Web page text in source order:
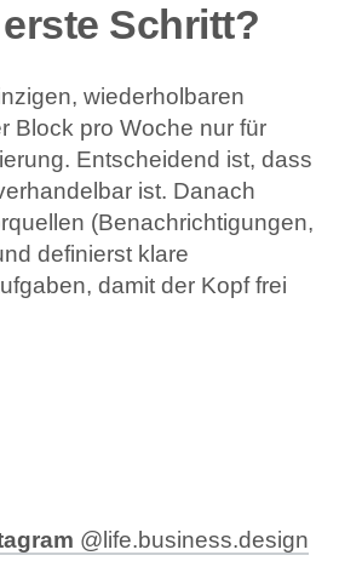
Schritt?
wiederholbaren
Block pro Woche nur für
Entscheidend ist, dass
ist. Danach
(Benachrichtigungen,
definierst klare
damit der Kopf frei
@life.business.design